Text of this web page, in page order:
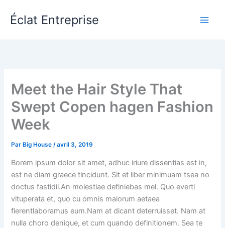
Éclat Entreprise
Meet the Hair Style That
Swept Copen hagen Fashion
Week
Par Big House/avril 3, 2019
Borem ipsum dolor sit amet, adhuc iriure dissentias est in,
est ne diam graece tincidunt. Sit et liber minimuam tsea no
doctus fastidii.An molestiae definiebas mel. Quo everti
vituperata et, quo cu omnis maiorum aetaea
fierentlaboramus eum.Nam at dicant deterruisset. Nam at
nulla choro denique, et cum quando definitionem. Sea te